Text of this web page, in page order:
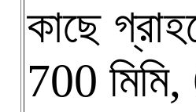
কাছে
700